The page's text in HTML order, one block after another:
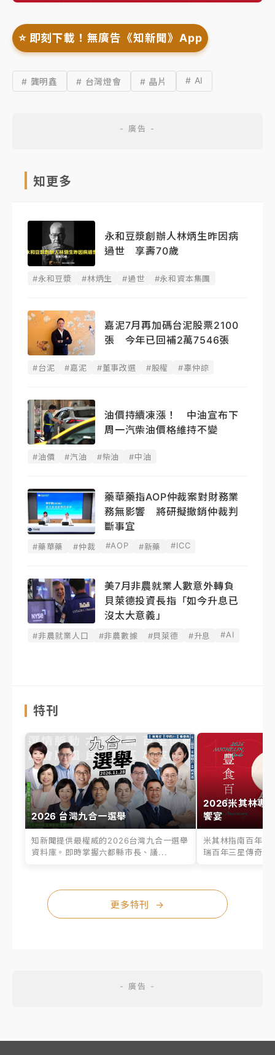
⭐️ 即刻下載！無廣告《知新聞》App
# 龔明鑫 # 台灣燈會 # 晶片 # AI
知更多
永和豆漿創辦人林炳生昨因病
過世 享壽70歲
#永和豆漿 #林炳生 #過世 #永和資本集團
嘉泥7月再加碼台泥股票2100
張 今年已回補2萬7546張
#台泥 #嘉泥 #董事改選 #股權 #辜仲諒
油價持續凍漲！ 中油宣布下
周一汽柴油價格維持不變
#油價 #汽油 #柴油 #中油
藥華藥指AOP仲裁案對財務業
務無影響 將研擬撤銷仲裁判
斷事宜
#藥華藥 #仲裁 #AOP #新藥 #ICC
美7月非農就業人數意外轉負
貝萊德投資長指「如今升息已
沒太大意義」
#非農就業人口 #非農數據 #貝萊德 #升息 #AI
特刊
2026 台灣九合一選舉
知新聞提供最權威的2026台灣九合一選舉
資料庫。即時掌握六都縣市長、議...
2026米其林專
饗宴
米其林指南百年之
瑞百年三星傳奇、
更多特刊 →